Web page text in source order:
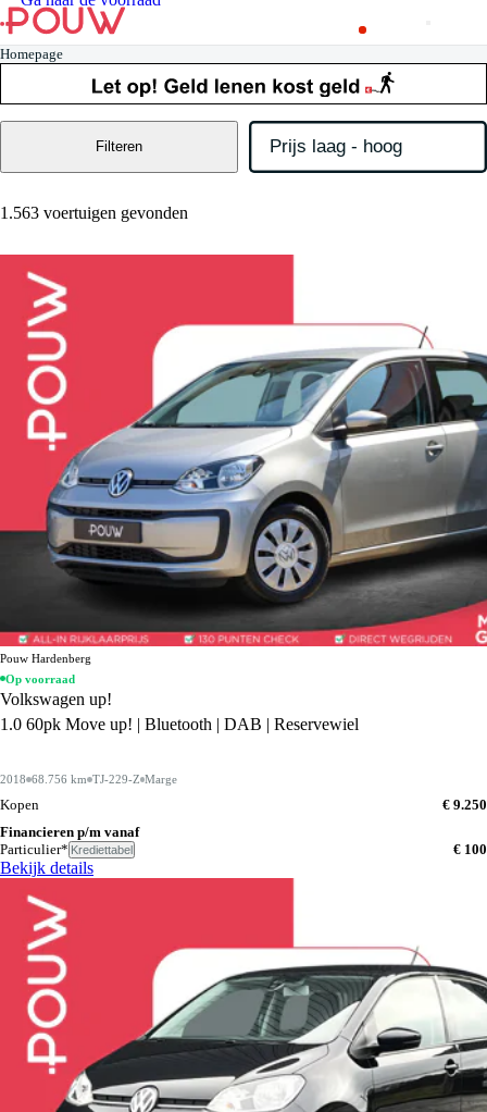
Homepage
1.563 voertuigen gevonden
Filteren
Pouw Hardenberg
Op voorraad
Volkswagen up!
1.0 60pk Move up! | Bluetooth | DAB | Reservewiel
2018 68.756 km TJ-229-Z Marge
Kopen
€ 9.250
Financieren p/m vanaf
Particulier* Krediettabel € 100
Bekijk details